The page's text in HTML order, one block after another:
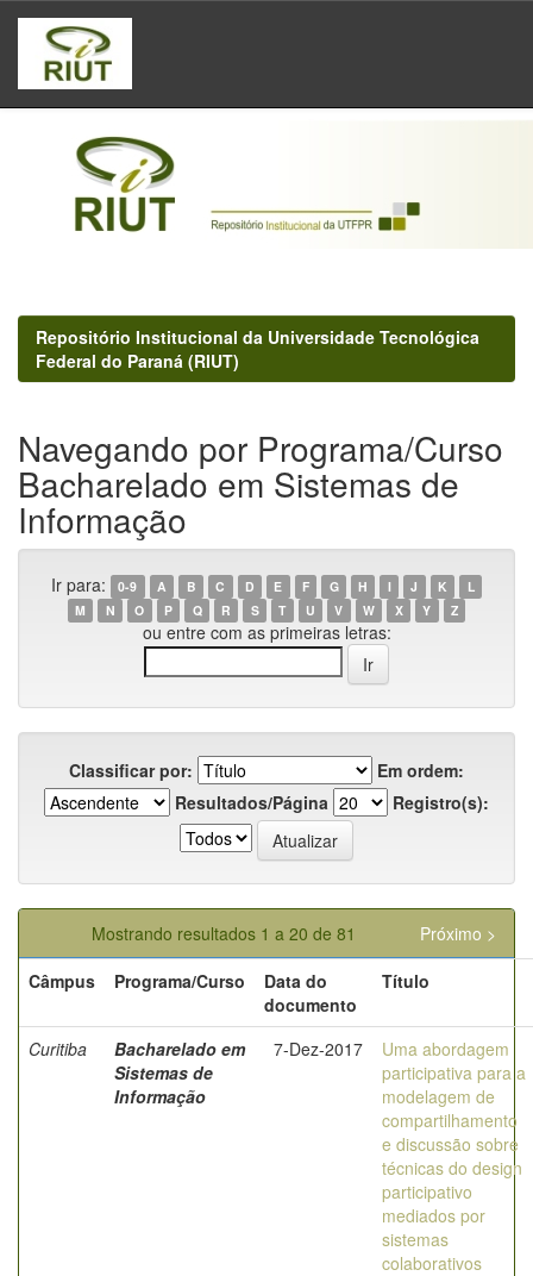
Skip
navigation
Repositório Institucional da Universidade Tecnológica
Federal do Paraná (RIUT)
Navegando por Programa/Curso
Bacharelado em Sistemas de
Informação
Ir para: 0-9 A B C D E F G H I J K
L
M
N O P Q R S T U V W X Y Z
ou entre com as primeiras letras:
Classificar por:
Em ordem:
Resultados/Página
Registro(s):
Mostrando resultados 1 a 20 de 81
Próximo >
Câmpus
Programa/Curso
Data do
documento
Título
Curitiba
Bacharelado em
Sistemas de
Informação
7-Dez-2017
Uma abordagem
participativa para a
modelagem de
compartilhamento
e discussão sobre
técnicas do design
participativo
mediados por
sistemas
colaborativos